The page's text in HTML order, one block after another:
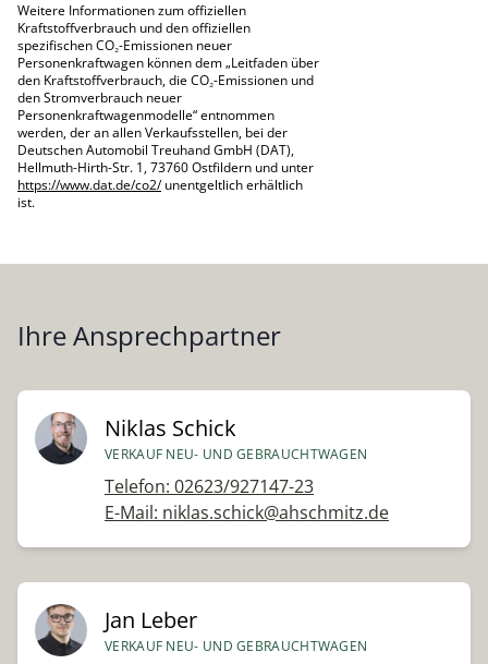
Weitere Informationen zum offiziellen
Kraftstoffverbrauch und den offiziellen
spezifischen CO₂-Emissionen neuer
Personenkraftwagen können dem „Leitfaden über
den Kraftstoffverbrauch, die CO₂-Emissionen und
den Stromverbrauch neuer
Personenkraftwagenmodelle“ entnommen
werden, der an allen Verkaufsstellen, bei der
Deutschen Automobil Treuhand GmbH (DAT),
Hellmuth-Hirth-Str. 1, 73760 Ostfildern und unter
https://www.dat.de/co2/unentgeltlich erhältlich
ist.
Ihre Ansprechpartner
Niklas Schick
VERKAUF NEU- UND GEBRAUCHTWAGEN
Telefon: 02623/927147-23
E-Mail: niklas.schick@ahschmitz.de
Jan Leber
VERKAUF NEU- UND GEBRAUCHTWAGEN